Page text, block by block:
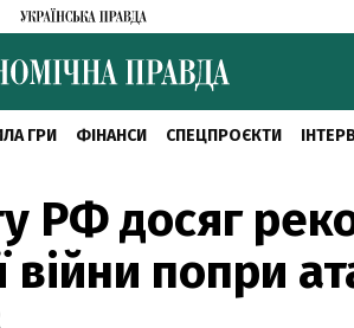
ГРИ ФІНАНСИ СПЕЦПРОЄКТИ
РФ досяг
війни попри